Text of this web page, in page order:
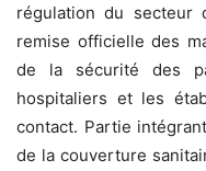
régulation du
remise officielle des
de la sécurité des
hospitaliers et les
contact. Partie
de la couverture